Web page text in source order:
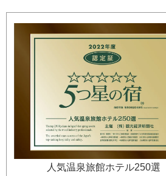
人気温泉旅館ホテル250選